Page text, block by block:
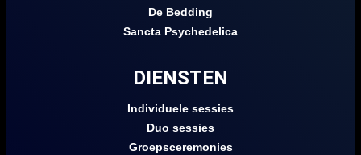
De Bedding
Sancta Psychedelica
DIENSTEN
Individuele sessies
Duo sessies
Groepsceremonies